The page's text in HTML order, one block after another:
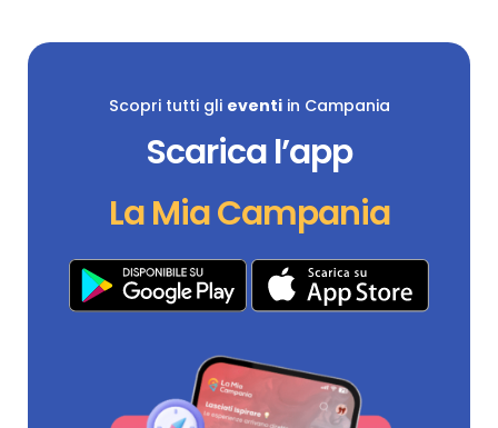
Scopri tutti gli eventiin Campania
Scarica l’app
La Mia Campania